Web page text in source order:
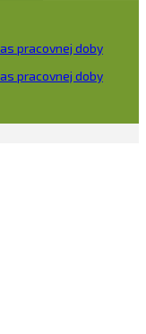
pracovnej doby
pracovnej doby